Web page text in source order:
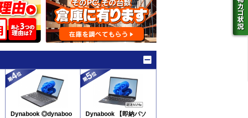
Dynabook ◎dynaboo
Dynabook 【即納パソ